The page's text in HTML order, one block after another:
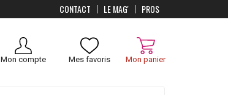
Mon panier
Mes favoris
Mon compte
PROS
LE MAG'
CONTACT
OFFERTSdès 100 €